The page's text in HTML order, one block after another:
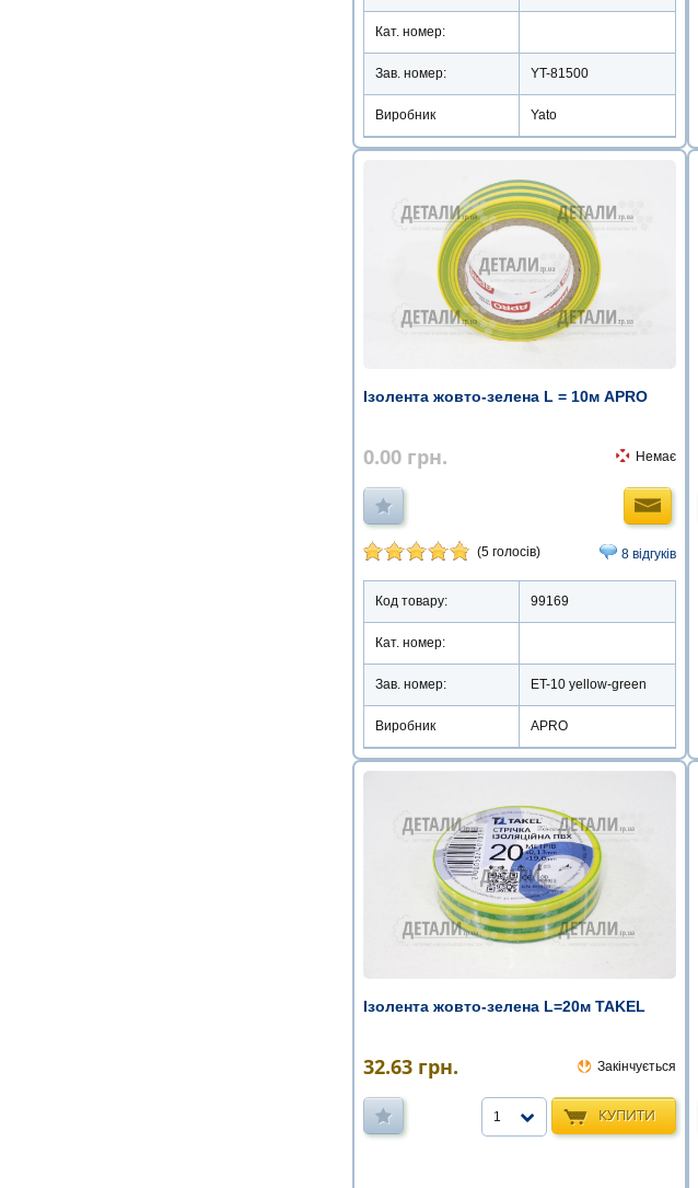
Кат. номер:
Зав. номер: YT-81500
Виробник Yato
Ізолента жовто-зелена L = 10м APRO
0.00 грн. Немає
(5 голосів) 8 відгуків
Код товару: 99169
Кат. номер:
Зав. номер: ET-10 yellow-green
Виробник APRO
Ізолента жовто-зелена L=20м TAKEL
32.63 грн. Закінчується
КУПИТИ
1